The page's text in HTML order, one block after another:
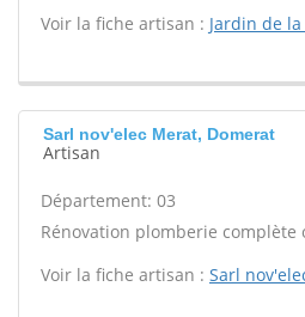
Voir la fiche artisan : Jardin de
Sarl nov'elec Merat, Domerat
Artisan
Département: 03
Rénovation plomberie complète
Voir la fiche artisan : Sarl